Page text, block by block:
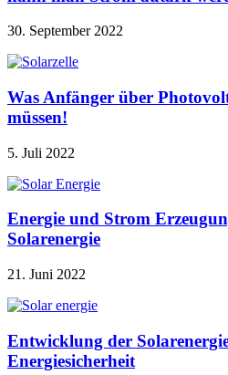
30. September 2022
Was Anfänger über
müssen!
5. Juli 2022
Energie und Strom
Solarenergie
21. Juni 2022
Entwicklung der
Energiesicherheit